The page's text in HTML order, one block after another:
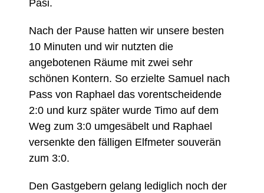
Pasi.
Nach der Pause hatten wir unsere besten
10 Minuten und wir nutzten die
angebotenen Räume mit zwei sehr
schönen Kontern. So erzielte Samuel nach
Pass von Raphael das vorentscheidende
2:0 und kurz später wurde Timo auf dem
Weg zum 3:0 umgesäbelt und Raphael
versenkte den fälligen Elfmeter souverän
zum 3:0.
Den Gastgebern gelang lediglich noch der